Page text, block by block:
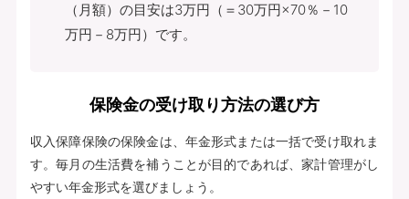
（月額）の目安は3万円（＝30万円×70％－10
万円－8万円）です。
保険金の受け取り方法の選び方
収入保障保険の保険金は、年金形式または一括で受け取れま
す。毎月の生活費を補うことが目的であれば、家計管理がし
やすい年金形式を選びましょう。